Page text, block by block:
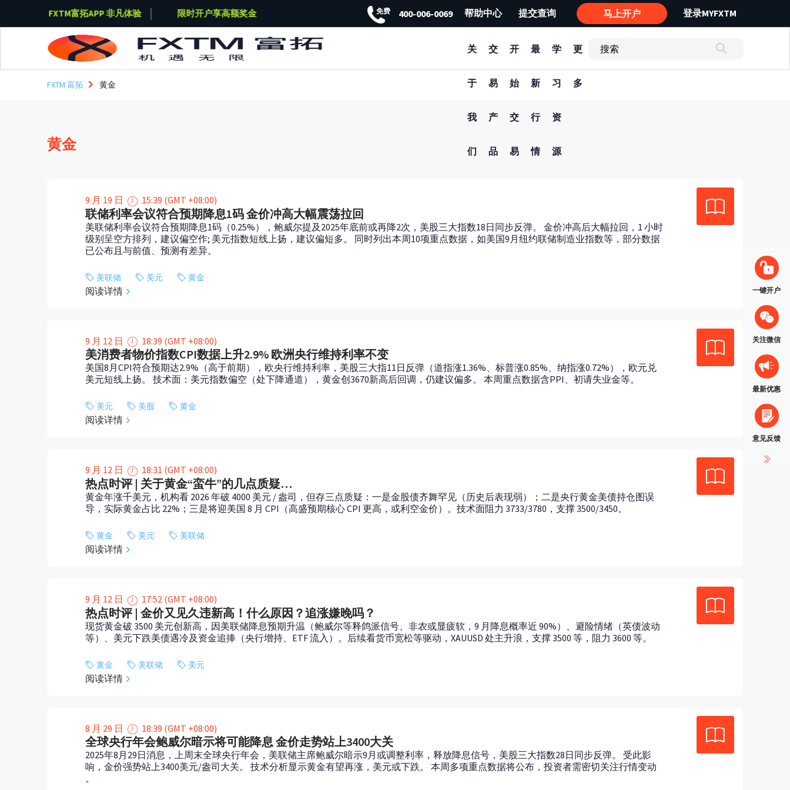
FXTM富拓APP 非凡体验 限时开户享高额奖金 FXTM富拓APP 非凡体验
免费 400-006-0069 帮助中心 提交查询 马上开户 登录MYFXTM
关
于
我
们
交
易
产
品
开
始
交
易
最
新
行
情
学
习
资
源
更
多
FXTM 富拓 黄金
黄金
9 月 19 日 15:39 (GMT +08:00)
联储利率会议符合预期降息1码 金价冲高大幅震荡拉回
美联储利率会议符合预期降息1码（0.25%），鲍威尔提及2025年底前或再降2次，美股三大指数18日同步反弹。 金价冲高后大幅拉回，1 小时
级别呈空方排列，建议偏空作; 美元指数短线上扬，建议偏短多。 同时列出本周10项重点数据，如美国9月纽约联储制造业指数等，部分数据
已公布且与前值、预测有差异。
美联储 美元 黄金
阅读详情
9 月 12 日 18:39 (GMT +08:00)
美消费者物价指数CPI数据上升2.9% 欧洲央行维持利率不变
美国8月CPI符合预期达2.9%（高于前期），欧央行维持利率，美股三大指11日反弹（道指涨1.36%、标普涨0.85%、纳指涨0.72%），欧元兑
美元短线上扬。 技术面：美元指数偏空（处下降通道），黄金创3670新高后回调，仍建议偏多。 本周重点数据含PPI、初请失业金等。
美元 美股 黄金
阅读详情
9 月 12 日 18:31 (GMT +08:00)
热点时评 | 关于黄金“蛮牛”的几点质疑…
黄金年涨千美元，机构看 2026 年破 4000 美元 / 盎司，但存三点质疑：一是金股债齐舞罕见（历史后表现弱）；二是央行黄金美债持仓图误
导，实际黄金占比 22%；三是将迎美国 8 月 CPI（高盛预期核心 CPI 更高，或利空金价）。技术面阻力 3733/3780，支撑 3500/3450。
黄金 美元 美联储
阅读详情
9 月 12 日 17:52 (GMT +08:00)
热点时评 | 金价又见久违新高！什么原因？追涨嫌晚吗？
现货黄金破 3500 美元创新高，因美联储降息预期升温（鲍威尔等释鸽派信号、非农或显疲软，9 月降息概率近 90%）、避险情绪（英债波动
等）、美元下跌美债遇冷及资金追捧（央行增持、ETF 流入）。后续看货币宽松等驱动，XAUUSD 处主升浪，支撑 3500 等，阻力 3600 等。
黄金 美联储 美元
阅读详情
8 月 29 日 18:39 (GMT +08:00)
全球央行年会鲍威尔暗示将可能降息 金价走势站上3400大关
2025年8月29日消息，上周末全球央行年会，美联储主席鲍威尔暗示9月或调整利率，释放降息信号，美股三大指数28日同步反弹。 受此影
响，金价强势站上3400美元/盎司大关。 技术分析显示黄金有望再涨，美元或下跌。 本周多项重点数据将公布，投资者需密切关注行情变动
。
一键开户
关注微信
最新优惠
意见反馈